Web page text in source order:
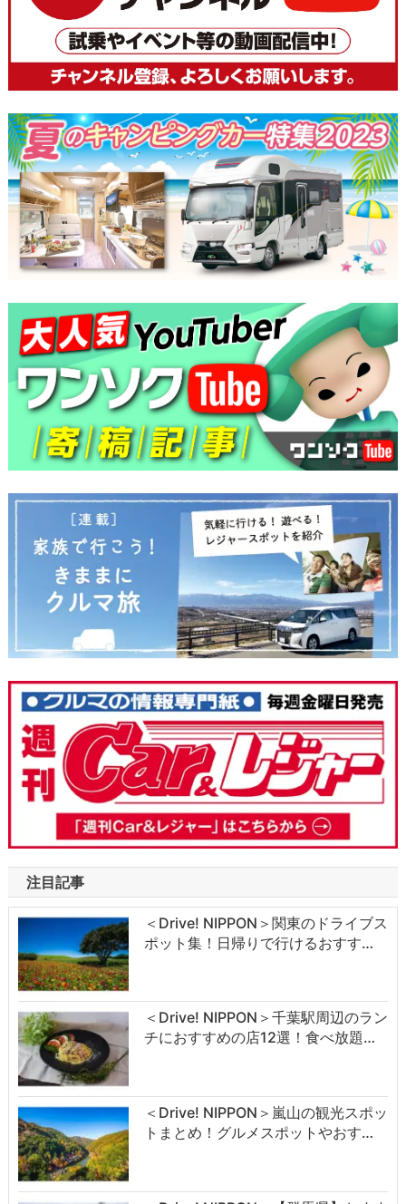
注目記事
＜Drive! NIPPON＞関東のドライブス
ポット集！日帰りで行けるおすす…
＜Drive! NIPPON＞千葉駅周辺のラン
チにおすすめの店12選！食べ放題…
＜Drive! NIPPON＞嵐山の観光スポッ
トまとめ！グルメスポットやおす…